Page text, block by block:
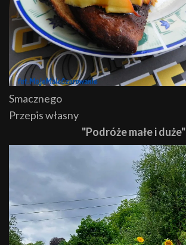
Smacznego
Przepis własny
"Podróże małe i duże"